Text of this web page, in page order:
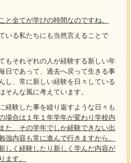
と全てが学びの時間なのですね。
いる私たちにも当然言えることで
もそれぞれの人が経験する新しい年
日であって、過去へ戻って生きる事
し、常に新しい経験を日々している
そんな風に考えています。
経験した事を繰り返すような日々も
場合は１年１年学年が変わり学校内
た、その学年でしか経験できない出
強内容も常に進んで行きますから、
しく経験したり新しく学んだ内容が
ます。